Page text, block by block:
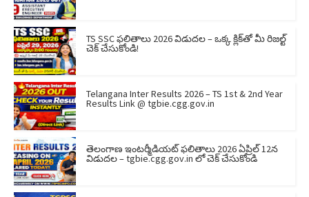
TS SSC ఫలితాలు 2026 విడుదల – ఒక్క క్లిక్‌తో మీ రిజల్ట్
చెక్ చేసుకోండి!
Telangana Inter Results 2026 – TS 1st & 2nd Year
Results Link @ tgbie.cgg.gov.in
తెలంగాణ ఇంటర్మీడియట్ ఫలితాలు 2026 ఏప్రిల్ 12న
విడుదల – tgbie.cgg.gov.in లో చెక్ చేసుకోండి